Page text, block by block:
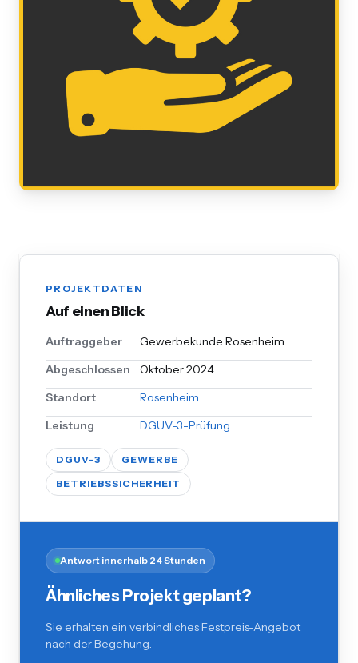
PROJEKTDATEN
Auf einen Blick
Auftraggeber
Gewerbekunde Rosenheim
Abgeschlossen
Oktober 2024
Standort
Rosenheim
Leistung
DGUV-3-Prüfung
DGUV-3
GEWERBE
BETRIEBSSICHERHEIT
Antwort innerhalb 24 Stunden
Ähnliches Projekt geplant?
Sie erhalten ein verbindliches Festpreis-Angebot
nach der Begehung.